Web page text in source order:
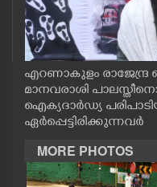
CASE DIARY
CINEMA
OPINION
PHOTOS
എറണാകുളം രാജേന്ദ്ര
മാനവരാശി
ഐക്യദാർഡ്യ
ഏർപ്പെട്ടിരിക്കുന്നവർ
MORE PHOTOS